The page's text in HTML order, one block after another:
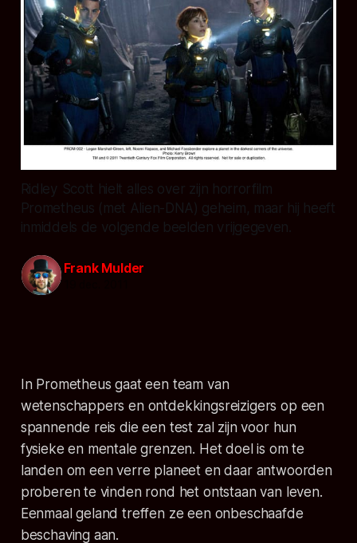
Ridley Scott hielt alles over zijn horrorfilm
Prometheus (met Alien-DNA) geheim, maar hij heeft
inmiddels de volgende beelden vrijgegeven.
Frank Mulder
In Prometheus gaat een team van
wetenschappers en ontdekkingsreizigers op een
spannende reis die een test zal zijn voor hun
fysieke en mentale grenzen. Het doel is om te
landen om een verre planeet en daar antwoorden
proberen te vinden rond het ontstaan van leven.
Eenmaal geland treffen ze een onbeschaafde
beschaving aan.